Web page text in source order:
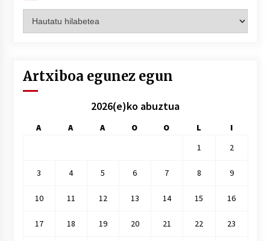
hilez
Artxiboa egunez egun
2026(e)ko abuztua
A A A O O L
I
1
2
3 4 5 6 7 8 9
10 11 12 13 14 15 16
17 18 19 20 21 22 23